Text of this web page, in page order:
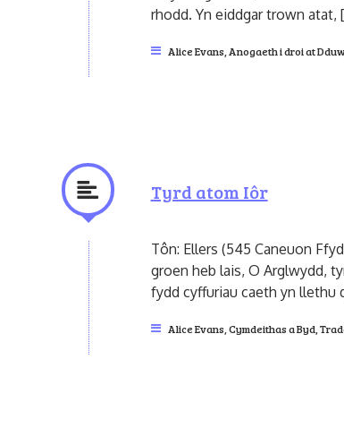
rhodd. Yn eiddgar trown atat,
Alice Evans Anogaeth i droi at
Tyrd atom Iôr
Tôn: Ellers (545 Caneuon
groen heb lais, O Arglwydd,
fydd cyffuriau caeth yn llethu
Alice Evans Cymdeithas a Byd,